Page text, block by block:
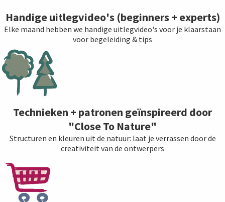
Handige uitlegvideo's (beginners + experts)
Elke maand hebben we handige uitlegvideo's voor je klaarstaan
voor begeleiding & tips
Technieken + patronen geïnspireerd door
"Close To Nature"
Structuren en kleuren uit de natuur: laat je verrassen door de
creativiteit van de ontwerpers